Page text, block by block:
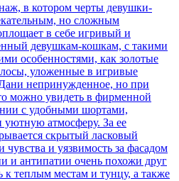
в котором черты девушки-
но сложным
в себе игривый и
девушкам-кошкам, с такими
особенностями, как золотые
уложенные в игривые
непринужденное, но при
можно увидеть в фирменной
с удобными шортами,
атмосферу. За ее
скрытый ласковый
и уязвимость за фасадом
и антипатии очень похожи друг
теплым местам и тунцу, а также